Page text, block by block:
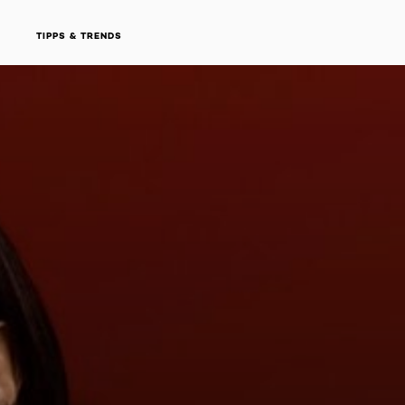
TIPPS & TRENDS